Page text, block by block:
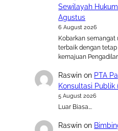
Sewilayah
Agustus
6 August 2026
Kobarkan
terbaik dengan
kemajuan
Raswin on PTA
Konsultasi Publik
5 August 2026
Luar Biasa….
Raswin on